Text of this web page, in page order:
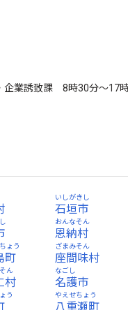
業誘致課 8時30分～17
石垣市
いしがきし
恩納村
おんなそん
町
ょう
座間味村
ざまみそん
村
ん
名護市
なごし
う
八重瀬町
やえせちょう